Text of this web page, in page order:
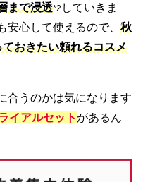
まで浸透*2 していきま
心して使えるので、 秋
おきたい頼れるコスメ
合うのかは気になります
イアルセット があるん